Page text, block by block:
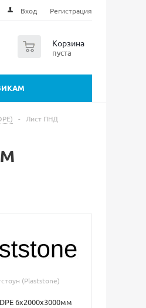
Вход Регистрация
Корзина
пуста
-
Лист ПНД
(Plaststone)
6х2000х3000мм